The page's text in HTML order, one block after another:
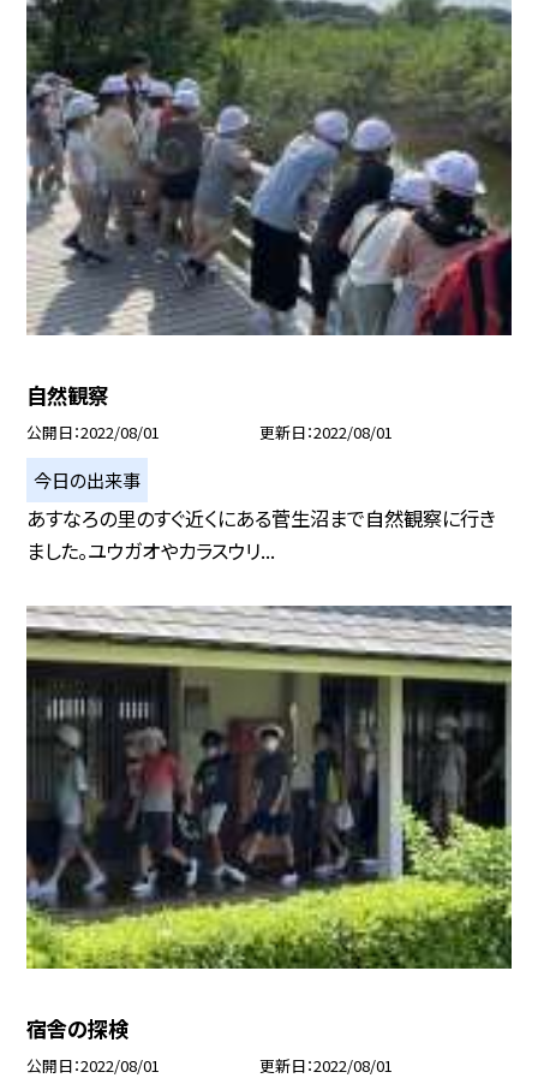
自然観察
公開日 2022/08/01 更新日 2022/08/01
今日の出来事
あすなろの里のすぐ近くにある菅生沼まで自然観察に行き
ました。ユウガオやカラスウリ...
宿舎の探検
公開日 2022/08/01 更新日 2022/08/01